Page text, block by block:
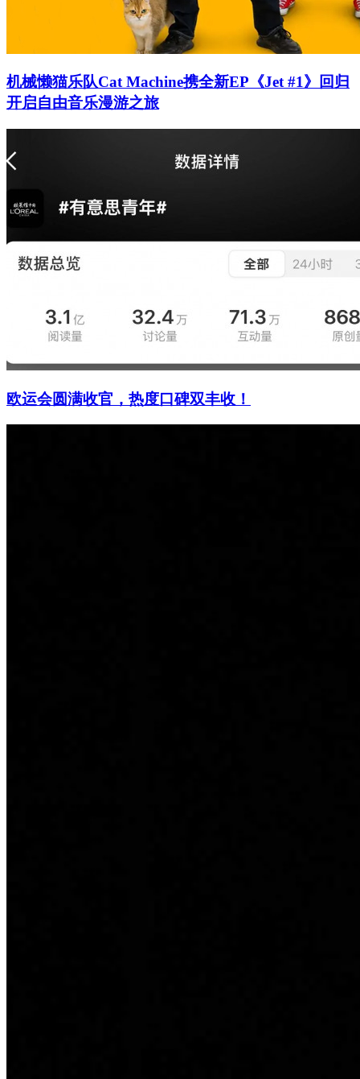
机械懒猫乐队Cat Machine携全新EP《Jet #1》回归
开启自由音乐漫游之旅
欧运会圆满收官，热度口碑双丰收！